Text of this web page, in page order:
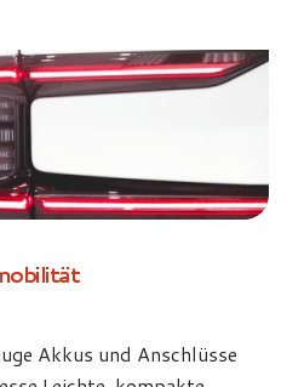
Akkus und Anschlüsse